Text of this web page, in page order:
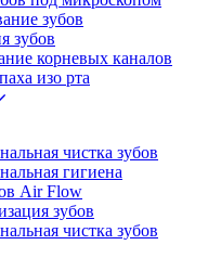
зубов
зубов
корневых каналов
изо рта
чистка зубов
гигиена
Air Flow
зубов
чистка зубов